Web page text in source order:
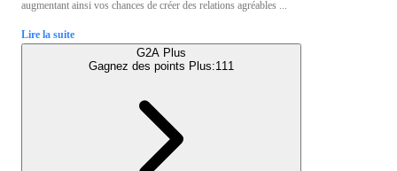
augmentant ainsi vos chances de créer des relations agréables ...
Lire la suite
G2A Plus
Gagnez des points Plus:111